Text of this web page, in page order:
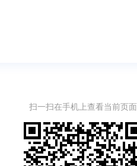
扫一扫在手机上查看当前页面